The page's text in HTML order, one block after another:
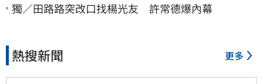
獨／田路路突改口找楊光友 許常德爆內幕
熱搜新聞 更多